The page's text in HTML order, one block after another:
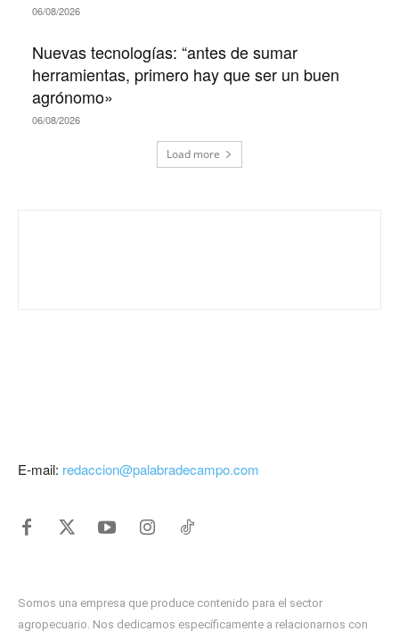
06/08/2026
Nuevas tecnologías: “antes de sumar
herramientas, primero hay que ser un buen
agrónomo»
06/08/2026
Load more
E-mail: redaccion@palabradecampo.com
Somos una empresa que produce contenido para el sector
agropecuario. Nos dedicamos específicamente a relacionarnos con